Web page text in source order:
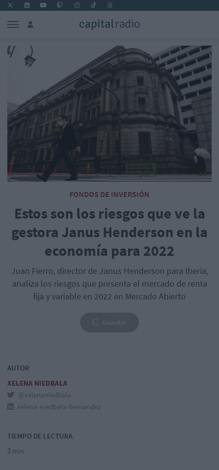
FONDOS DE INVERSIÓN
Estos son los riesgos que ve la
gestora Janus Henderson en la
economía para 2022
Juan Fierro, director de Janus Henderson para Iberia,
analiza los riesgos que presenta el mercado de renta
fija y variable en 2022 en Mercado Abierto
AUTOR
XELENA NIEDBALA
@xelenaniedbala
xelena-niedbala-hernandez
TIEMPO DE LECTURA
2 min